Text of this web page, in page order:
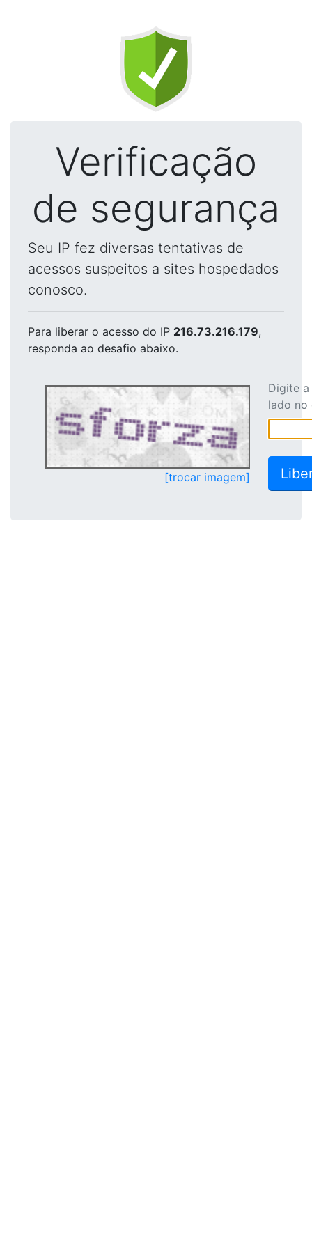
Verificação
de segurança
Seu IP fez diversas tentativas de
acessos suspeitos a sites hospedados
conosco.
Para liberar o acesso do IP 216.73.216.179,
responda ao desafio abaixo.
[trocar imagem]
Digite
lado no